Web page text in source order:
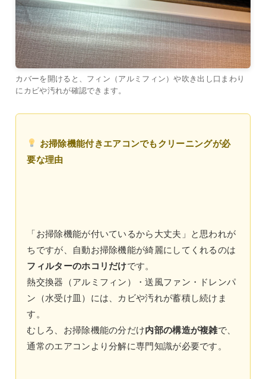
カバーを開けると、フィン（アルミフィン）や吹き出し口まわり
にカビや汚れが確認できます。
お掃除機能付きエアコンでもクリーニングが必
要な理由
「お掃除機能が付いているから大丈夫」と思われが
ちですが、自動お掃除機能が綺麗にしてくれるのは
フィルターのホコリだけです。
熱交換器（アルミフィン）・送風ファン・ドレンパ
ン（水受け皿）には、カビや汚れが蓄積し続けま
す。
むしろ、お掃除機能の分だけ内部の構造が複雑で、
通常のエアコンより分解に専門知識が必要です。